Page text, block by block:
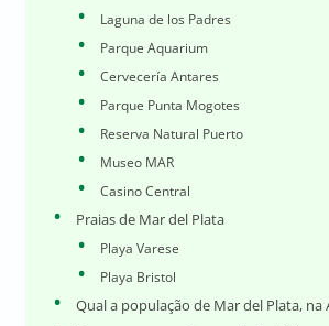
Laguna de los Padres
Parque Aquarium
Cervecería Antares
Parque Punta Mogotes
Reserva Natural Puerto
Museo MAR
Casino Central
Praias de Mar del Plata
Playa Varese
Playa Bristol
Qual a população de Mar del Plata, na